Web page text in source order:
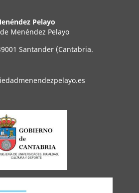
Pelayo
Menéndez Pelayo
Santander (Cantabria.